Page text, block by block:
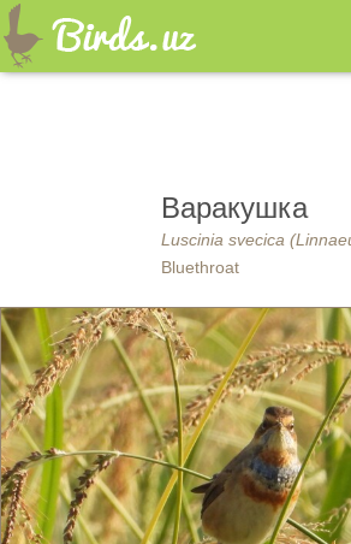
Варакушка
Luscinia svecica
Bluethroat